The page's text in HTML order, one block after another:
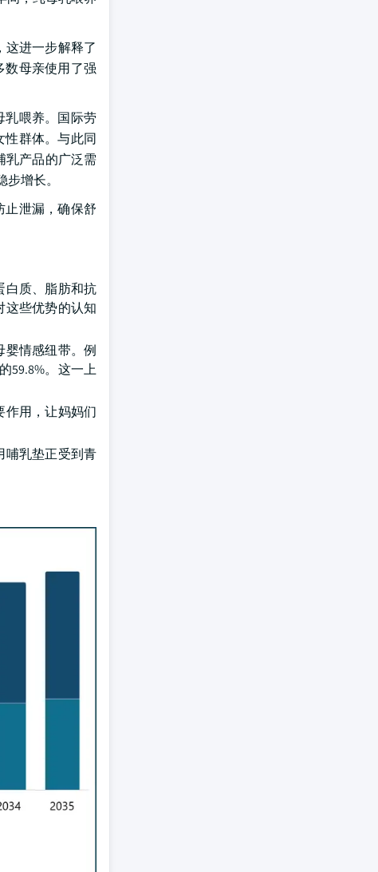
这进一步解释了
数母亲使用了强
乳喂养。国际劳
性群体。与此同
乳产品的广泛需
增长。
止泄漏，确保舒
白质、脂肪和抗
这些优势的认知
婴情感纽带。例
59.8%。这一上
作用，让妈妈们
哺乳垫正受到青